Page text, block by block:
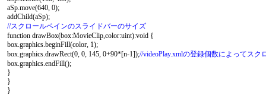
aSp.move(640, 0);
addChild(aSp);
//スクロールペインのスライドバーのサイズ
function drawBox(box:MovieClip,color:uint):void {
box.graphics.beginFill(color, 1);
box.graphics.drawRect(0, 0, 145, 0+90*[n-1]);//videoPlay.xmlの登録個数によってス
box.graphics.endFill();
}
}
}